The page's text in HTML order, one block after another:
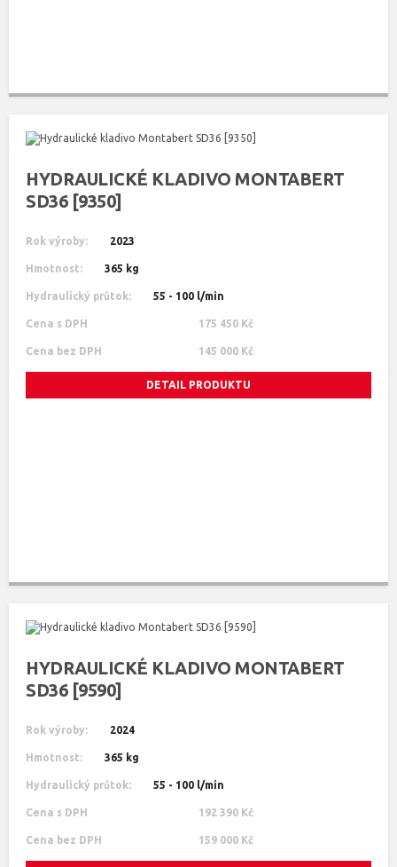
HYDRAULICKÉ KLADIVO MONTABERT
SD36 [9350]
Rok výroby: 2023
Hmotnost: 365 kg
Hydraulický průtok: 55 - 100 l/min
Cena s DPH 175 450 Kč
Cena bez DPH 145 000 Kč
DETAIL PRODUKTU
HYDRAULICKÉ KLADIVO MONTABERT
SD36 [9590]
Rok výroby: 2024
Hmotnost: 365 kg
Hydraulický průtok: 55 - 100 l/min
Cena s DPH 192 390 Kč
Cena bez DPH 159 000 Kč